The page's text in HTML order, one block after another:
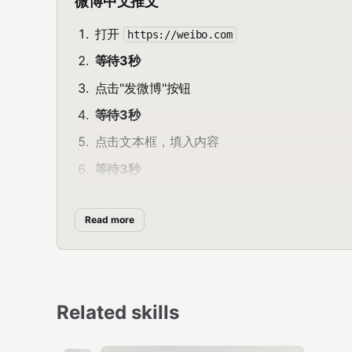
打开 https://weibo.com
等待3秒
点击"发微博"按钮
等待3秒
点击文本框，填入内容
等待3秒
失败处理
X热点
打开 https://x.com/explore/tabs/for-you
Read more
Related skills